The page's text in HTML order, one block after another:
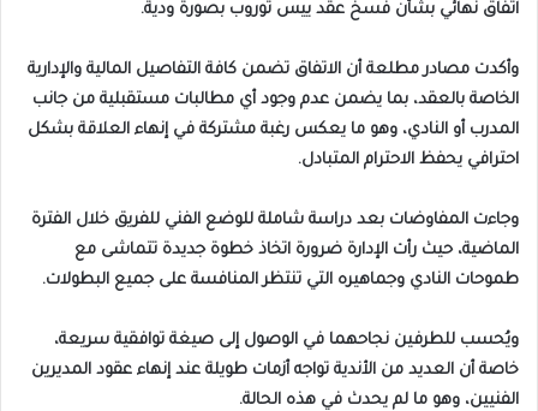
اتفاق نهائي بشأن فسخ عقد ييس توروب بصورة ودية.
وأكدت مصادر مطلعة أن الاتفاق تضمن كافة التفاصيل المالية والإدارية
الخاصة بالعقد، بما يضمن عدم وجود أي مطالبات مستقبلية من جانب
المدرب أو النادي، وهو ما يعكس رغبة مشتركة في إنهاء العلاقة بشكل
احترافي يحفظ الاحترام المتبادل.
وجاءت المفاوضات بعد دراسة شاملة للوضع الفني للفريق خلال الفترة
الماضية، حيث رأت الإدارة ضرورة اتخاذ خطوة جديدة تتماشى مع
طموحات النادي وجماهيره التي تنتظر المنافسة على جميع البطولات.
ويُحسب للطرفين نجاحهما في الوصول إلى صيغة توافقية سريعة،
خاصة أن العديد من الأندية تواجه أزمات طويلة عند إنهاء عقود المديرين
الفنيين، وهو ما لم يحدث في هذه الحالة.